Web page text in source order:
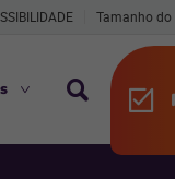
Tamanho do